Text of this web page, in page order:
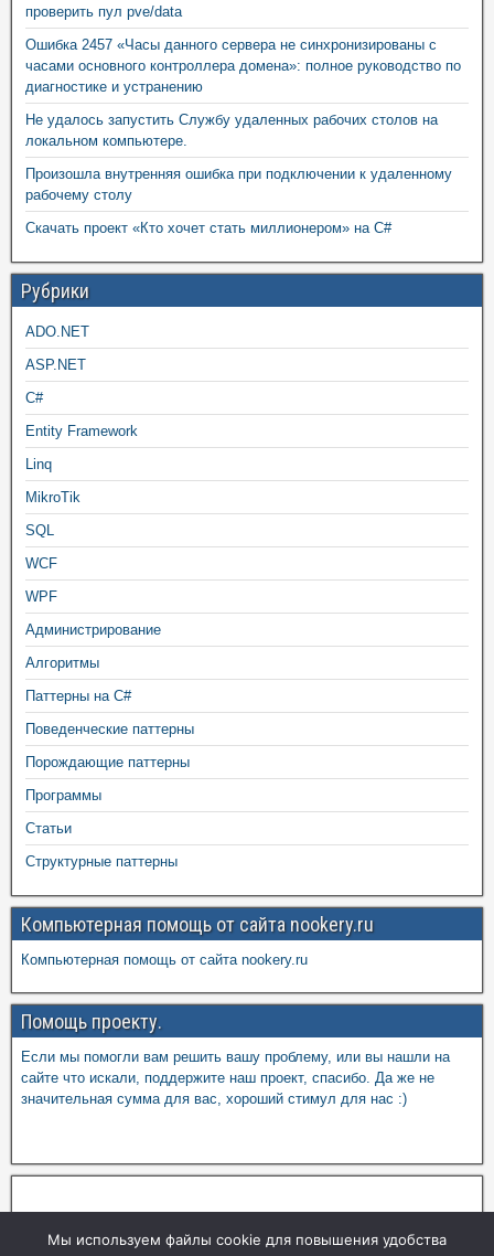
проверить пул pve/data
Ошибка 2457 «Часы данного сервера не синхронизированы с
часами основного контроллера домена»: полное руководство по
диагностике и устранению
Не удалось запустить Службу удаленных рабочих столов на
локальном компьютере.
Произошла внутренняя ошибка при подключении к удаленному
рабочему столу
Скачать проект «Кто хочет стать миллионером» на C#
Рубрики
ADO.NET
ASP.NET
C#
Entity Framework
Linq
MikroTik
SQL
WCF
WPF
Администрирование
Алгоритмы
Паттерны на C#
Поведенческие паттерны
Порождающие паттерны
Программы
Статьи
Структурные паттерны
Компьютерная помощь от сайта nookery.ru
Компьютерная помощь от сайта nookery.ru
Помощь проекту.
Если мы помогли вам решить вашу проблему, или вы нашли на
сайте что искали, поддержите наш проект, спасибо. Да же не
значительная сумма для вас, хороший стимул для нас :)
Мы используем файлы cookie для повышения удобства